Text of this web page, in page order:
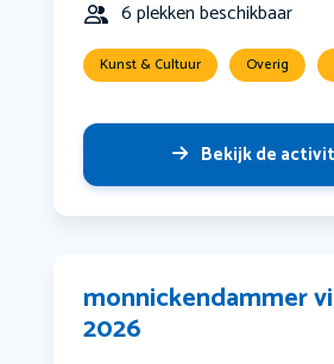
6 plekken beschikbaar
Kunst & Cultuur Overig
Bekijk de
monnickendammer
2026